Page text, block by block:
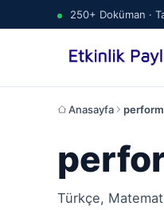
250+ Doküman ·
Anasayfa
Türkçe,